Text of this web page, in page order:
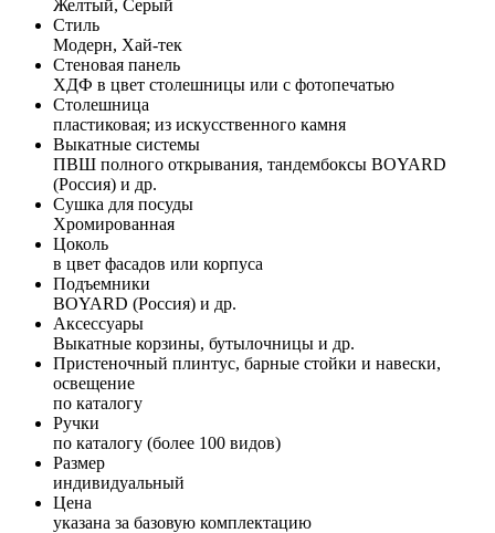
Желтый, Серый
Стиль
Модерн, Хай-тек
Стеновая панель
ХДФ в цвет столешницы или с фотопечатью
Столешница
пластиковая; из искусственного камня
Выкатные системы
ПВШ полного открывания, тандембоксы BOYARD
(Россия) и др.
Сушка для посуды
Хромированная
Цоколь
в цвет фасадов или корпуса
Подъемники
BOYARD (Россия) и др.
Аксессуары
Выкатные корзины, бутылочницы и др.
Пристеночный плинтус, барные стойки и навески,
освещение
по каталогу
Ручки
по каталогу (более 100 видов)
Размер
индивидуальный
Цена
указана за базовую комплектацию